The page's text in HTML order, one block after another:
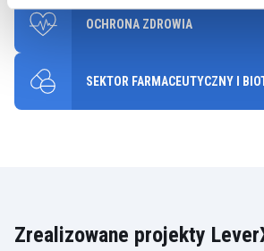
OCHRONA ZDROWIA
SEKTOR FARMACEUTYCZNY I
Zrealizowane projekty